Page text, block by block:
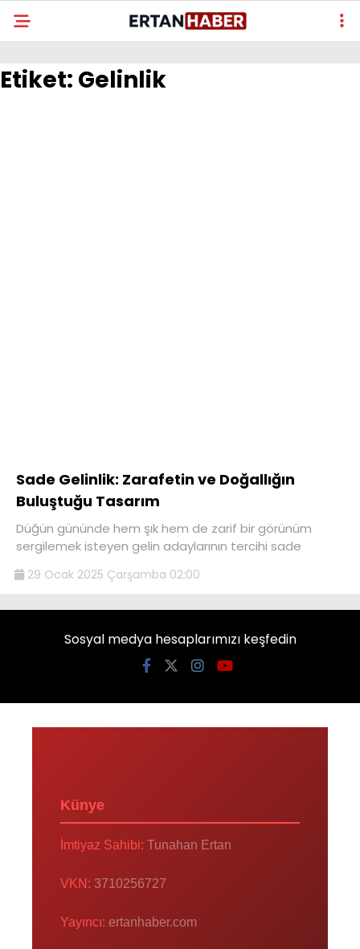
Etiket: Gelinlik
Sade Gelinlik: Zarafetin ve Doğallığın
Buluştuğu Tasarım
Düğün gününde hem şık hem de zarif bir görünüm
sergilemek isteyen gelin adaylarının tercihi sade
29 Ocak 2025 Çarşamba 02:00
Sosyal medya hesaplarımızı keşfedin
Künye
İmtiyaz Sahibi: Tunahan Ertan
VKN: 3710256727
Yayıncı: ertanhaber.com